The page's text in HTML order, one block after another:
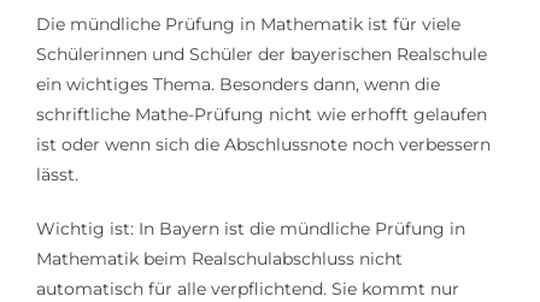
Die mündliche Prüfung in Mathematik ist für viele
Schülerinnen und Schüler der bayerischen Realschule
ein wichtiges Thema. Besonders dann, wenn die
schriftliche Mathe-Prüfung nicht wie erhofft gelaufen
ist oder wenn sich die Abschlussnote noch verbessern
lässt.
Wichtig ist: In Bayern ist die mündliche Prüfung in
Mathematik beim Realschulabschluss nicht
automatisch für alle verpflichtend. Sie kommt nur